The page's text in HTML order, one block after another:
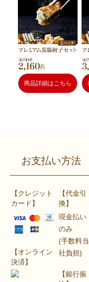
商品詳細はこちら
お支払い方法
【クレジット
カード】
【オンライン
決済】
【代金引
換】
現金払い
のみ
(手数料当
社負担)
【銀行振